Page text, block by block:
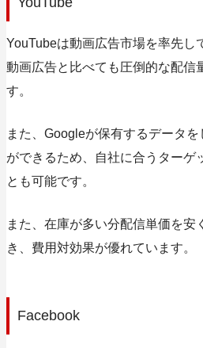
YouTubeは動画広告市場を率先し
動画広告と比べても圧倒的な配信
す。
また、Googleが保有するデータ
ができるため、自社に合うターゲ
とも可能です。
また、在庫が多い分配信単価を安
き、費用対効果が優れています。
Facebook